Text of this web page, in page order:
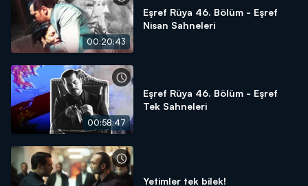
00:20:43
Eşref Rüya 46. Bölüm - Eşref
Nisan Sahneleri
00:58:47
Eşref Rüya 46. Bölüm - Eşref
Tek Sahneleri
Yetimler tek bilek!